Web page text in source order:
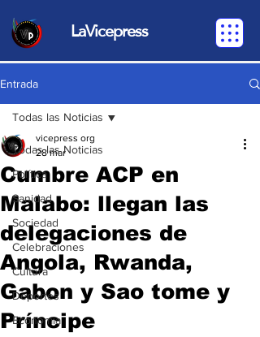
LaVicepress
Entrada
Todas las Noticias
Política
Sanidad
Sociedad
Celebraciones
Cultura
Deportes
Economia
Todas las Noticias
Cumbre ACP en
Malabo: llegan las
delegaciones de
Angola, Rwanda,
Gabon y Sao tome y
Príncipe
vicepress org
28 mar